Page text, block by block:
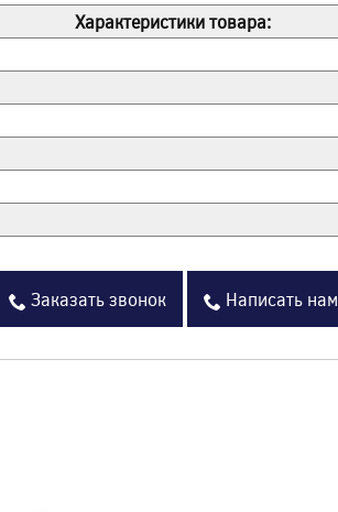
Характеристики товара:
Заказать звонок Написать нам